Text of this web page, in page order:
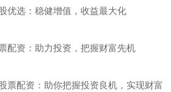
优选：稳健增值，收益最大化
配资：助力投资，把握财富先机
票配资：助你把握投资良机，实现财富